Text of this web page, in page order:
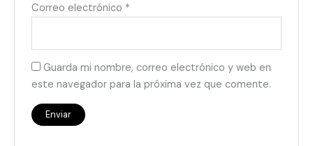
Correo electrónico *
Guarda mi nombre, correo electrónico y web en
este navegador para la próxima vez que comente.